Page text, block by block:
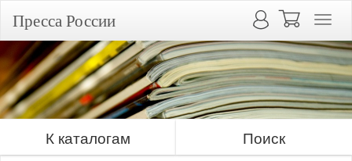
Пресса России
К каталогам Поиск